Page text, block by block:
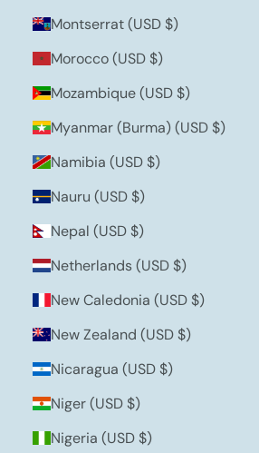
Montserrat (USD $)
Morocco (USD $)
Mozambique (USD $)
Myanmar (Burma) (USD $)
Namibia (USD $)
Nauru (USD $)
Nepal (USD $)
Netherlands (USD $)
New Caledonia (USD $)
New Zealand (USD $)
Nicaragua (USD $)
Niger (USD $)
Nigeria (USD $)